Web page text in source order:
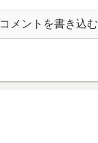
コメントを書き込む